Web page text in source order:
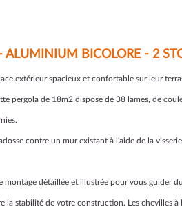
ALUMINIUM BICOLORE - 2
extérieur spacieux et confortable sur leur
pergola de 18m2 dispose de 38 lames, de
contre un mur existant à l'aide de la
détaillée et illustrée pour vous guider
stabilité de votre construction. Les chevilles à